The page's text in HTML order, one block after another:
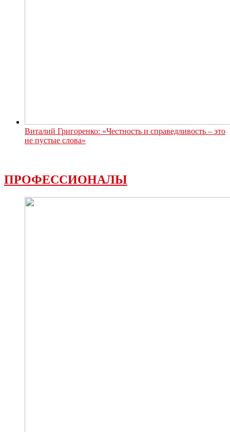
Виталий Григоренко: «Честность и справедливость – это
не пустые слова»
ПРОФЕССИОНАЛЫ